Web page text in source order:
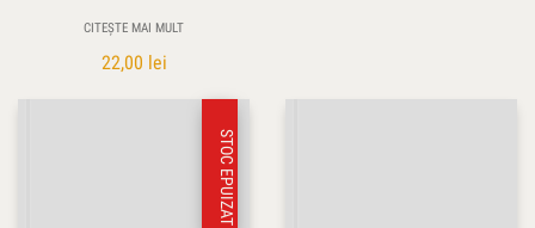
CITEȘTE MAI MULT
22,00 lei
STOC EPUIZAT